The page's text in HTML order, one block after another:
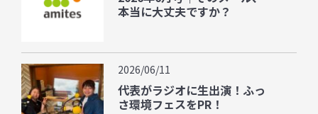
本当に大丈夫ですか？
2026/06/11
代表がラジオに生出演！ふっ
さ環境フェスをPR！